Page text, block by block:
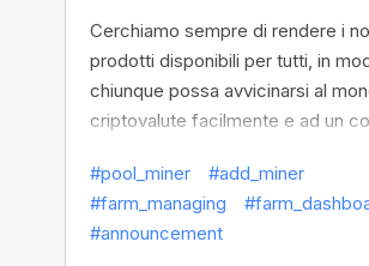
Cerchiamo sempre di rendere i
prodotti disponibili per tutti, in
chiunque possa avvicinarsi al
criptovalute facilmente e ad un
prezzo del Bitcoin, abbiamo
rendere tutto ancora più
riducendo al minimo i prezzi dei
#pool_miner
#add_miner
#farm_managing
#announcement